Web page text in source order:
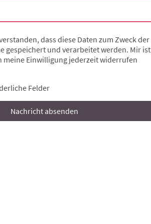
dass diese Daten zum Zweck der
gespeichert und verarbeitet werden. Mir ist
meine Einwilligung jederzeit widerrufen
Felder
Nachricht absenden